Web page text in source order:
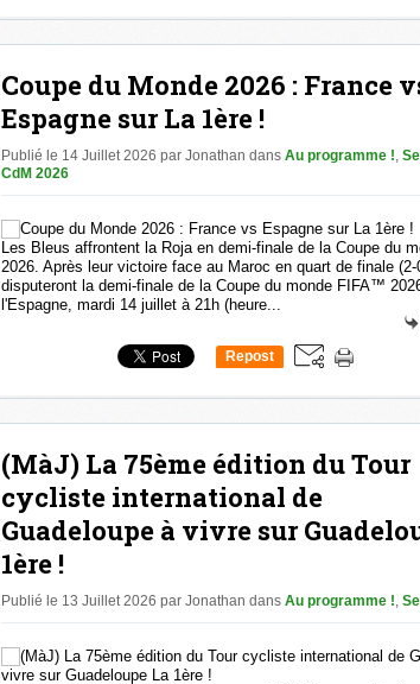
Coupe du Monde 2026 : France
Espagne sur La 1ère !
Publié le 14 Juillet 2026 par Jonathan dans Au programme !,
CdM 2026
Les Bleus affrontent la Roja en demi-finale de la Coupe du
2026. Après leur victoire face au Maroc en quart de finale
disputeront la demi-finale de la Coupe du monde FIFA™
l'Espagne, mardi 14 juillet à 21h (heure...
Repost
(MàJ) La 75ème édition du Tour
cycliste international de
Guadeloupe à vivre sur
1ère !
Publié le 13 Juillet 2026 par Jonathan dans Au programme !,